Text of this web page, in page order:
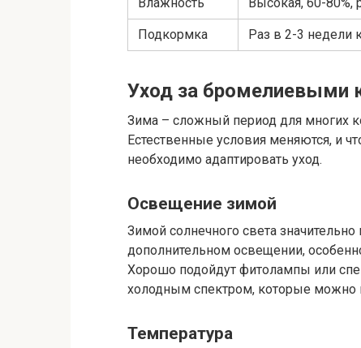
Подкормка Раз в 2-3 недели
Уход за бромелиевыми
Зима – сложный период для многих
Естественные условия меняются, и
необходимо адаптировать уход.
Освещение зимой
Зимой солнечного света
дополнительном освещении,
Хорошо подойдут фитолампы или
холодным спектром, которые можно
Температура